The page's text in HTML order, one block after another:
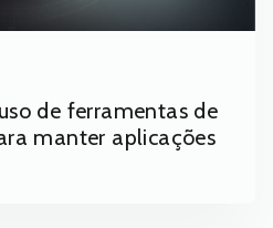
de ferramentas de
manter aplicações